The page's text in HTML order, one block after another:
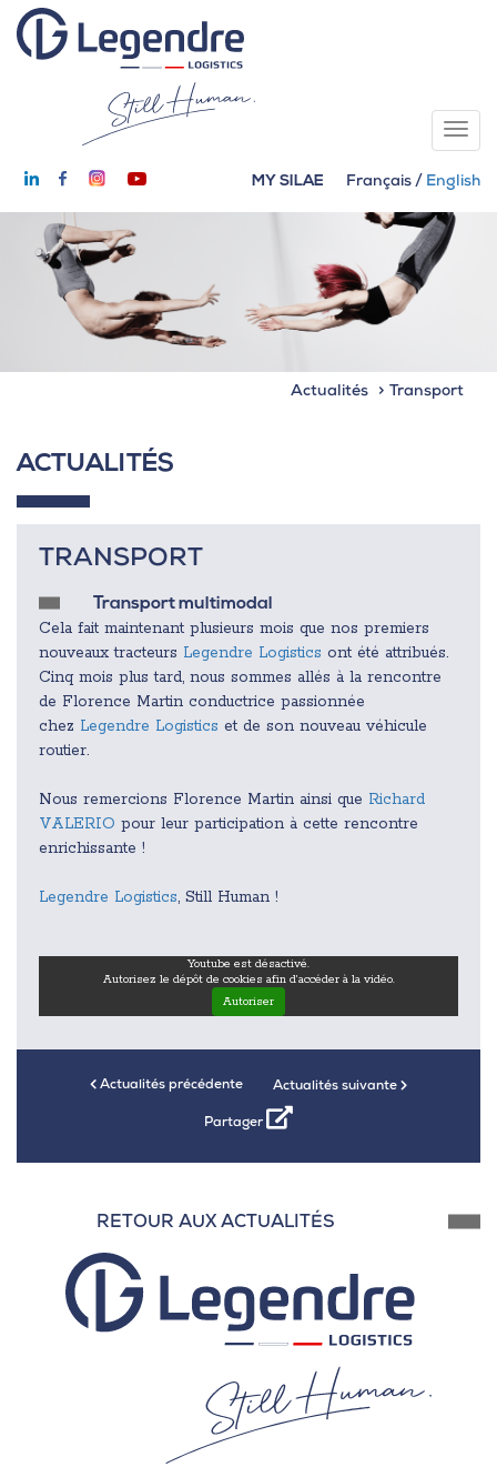
MY SILAE Français / English
Actualités Transport
ACTUALITÉS
TRANSPORT
Transport multimodal
Cela fait maintenant plusieurs mois que nos premiers
nouveaux tracteurs Legendre Logistics ont été attribués.
Cinq mois plus tard, nous sommes allés à la rencontre
de Florence Martin conductrice passionnée
chez Legendre Logistics et de son nouveau véhicule
routier.
Nous remercions Florence Martin ainsi que Richard
VALERIO pour leur participation à cette rencontre
enrichissante !
Legendre Logistics, Still Human !
Youtube est désactivé.
Autorisez le dépôt de cookies afin d’accéder à la vidéo.
Autoriser
Actualités précédente Actualités suivante
Partager
RETOUR AUX ACTUALITÉS